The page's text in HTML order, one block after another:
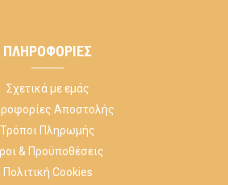
ΠΛΗΡΟΦΟΡΊΕΣ
Σχετικά με εμάς
Αποστολής
Τρόποι Πληρωμής
& Προϋποθέσεις
Πολιτική Cookies